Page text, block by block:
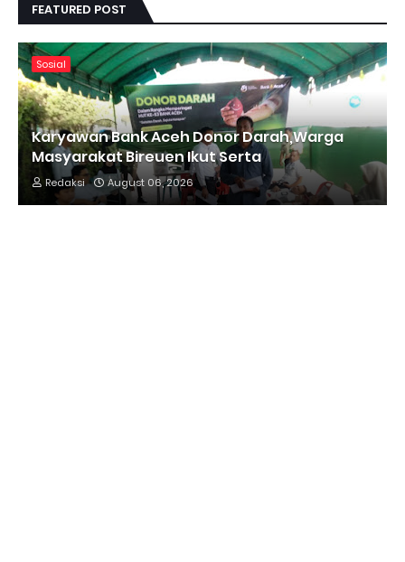
FEATURED POST
Sosial
Karyawan Bank Aceh Donor Darah,Warga
Masyarakat Bireuen Ikut Serta
Redaksi August 06, 2026